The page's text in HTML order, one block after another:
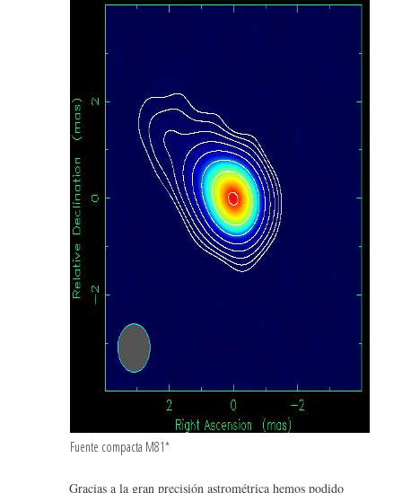
Fuente compacta M81*
Gracias a la gran precisión astrométrica hemos podido